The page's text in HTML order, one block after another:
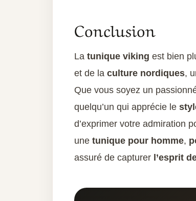
Conclusion
La tunique viking est bien
et de la culture nordiques,
Que vous soyez un
quelqu’un qui apprécie le
d’exprimer votre admiration
une tunique pour homme,
assuré de capturer l’esprit